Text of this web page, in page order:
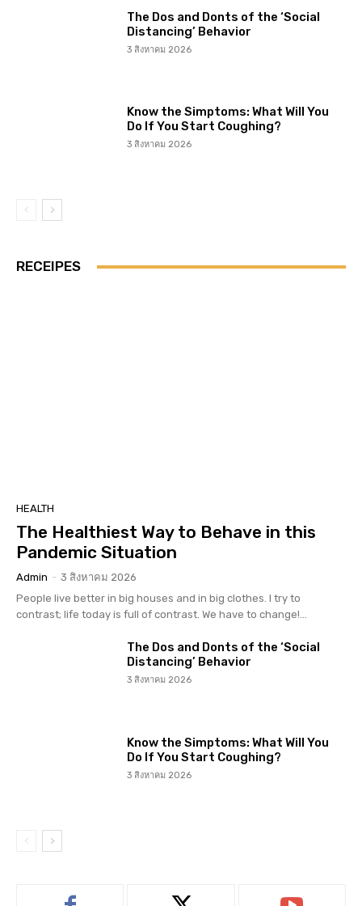
The Dos and Donts of the ‘Social
Distancing’ Behavior
3 สิงหาคม 2026
Know the Simptoms: What Will You
Do If You Start Coughing?
3 สิงหาคม 2026
RECEIPES
HEALTH
The Healthiest Way to Behave in this
Pandemic Situation
Admin - 3 สิงหาคม 2026
People live better in big houses and in big clothes. I try to
contrast; life today is full of contrast. We have to change!...
The Dos and Donts of the ‘Social
Distancing’ Behavior
3 สิงหาคม 2026
Know the Simptoms: What Will You
Do If You Start Coughing?
3 สิงหาคม 2026